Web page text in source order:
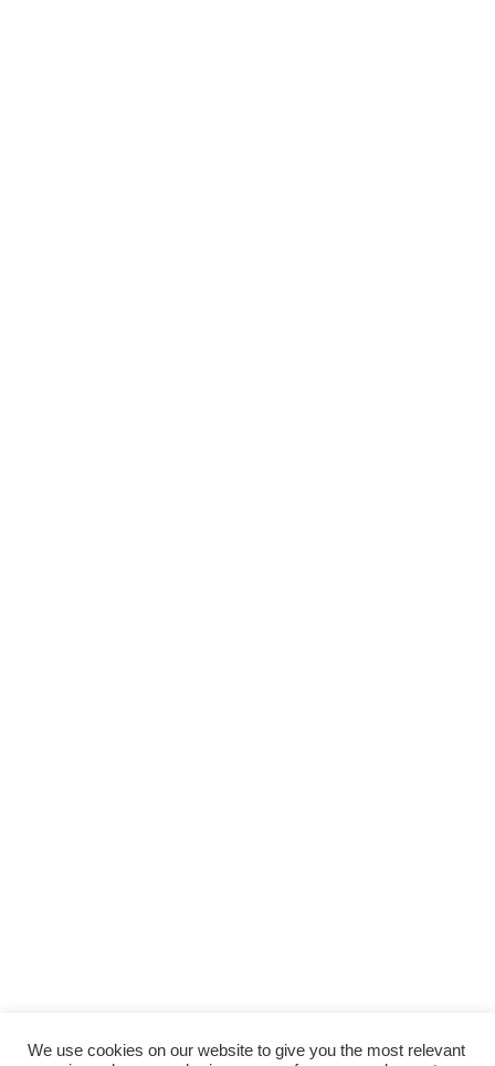
We use cookies on our website to give you the most relevant